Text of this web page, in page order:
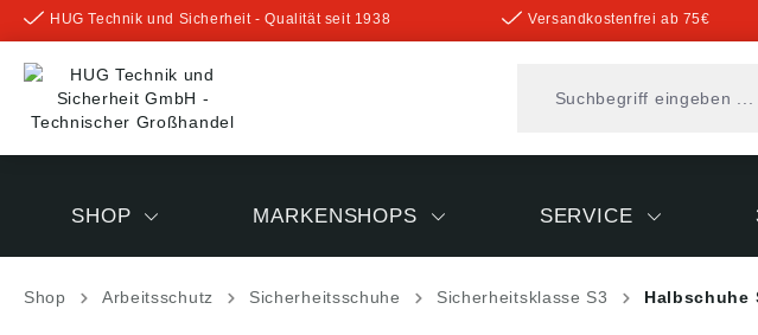
springen
HUG Technik und Sicherheit - Qualität seit 1938 Versandkostenfrei ab 75€
SHOP MARKENSHOPS SERVICE
Shop Arbeitsschutz Sicherheitsschuhe Sicherheitsklasse S3 Halbschuhe